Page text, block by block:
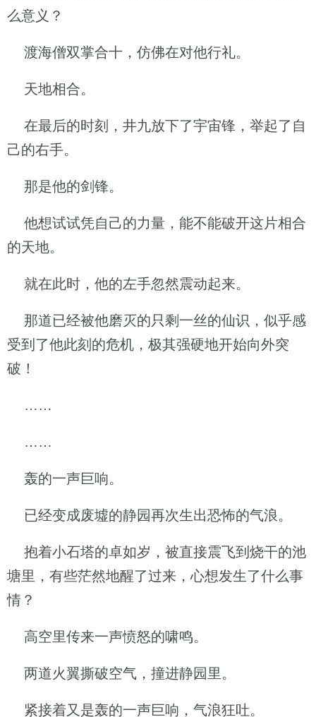
么意义？
渡海僧双掌合十，仿佛在对他行礼。
天地相合。
在最后的时刻，井九放下了宇宙锋，举起了自
己的右手。
那是他的剑锋。
他想试试凭自己的力量，能不能破开这片相合
的天地。
就在此时，他的左手忽然震动起来。
那道已经被他磨灭的只剩一丝的仙识，似乎感
受到了他此刻的危机，极其强硬地开始向外突
破！
……
……
轰的一声巨响。
已经变成废墟的静园再次生出恐怖的气浪。
抱着小石塔的卓如岁，被直接震飞到烧干的池
塘里，有些茫然地醒了过来，心想发生了什么事
情？
高空里传来一声愤怒的啸鸣。
两道火翼撕破空气，撞进静园里。
紧接着又是轰的一声巨响，气浪狂吐。